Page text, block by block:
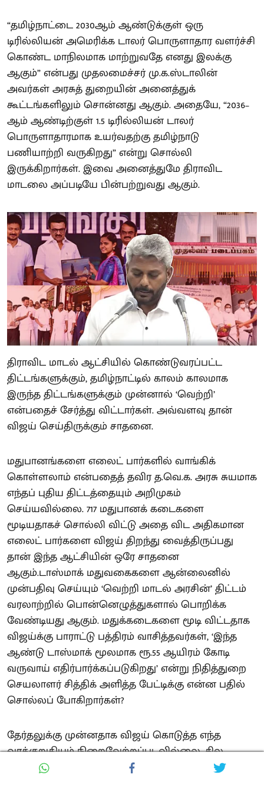
“தமிழ்நாட்டை 2030ஆம் ஆண்டுக்குள் ஒரு
டிரில்லியன் அமெரிக்க டாலர் பொருளாதார வளர்ச்சி
கொண்ட மாநிலமாக மாற்றுவதே எனது இலக்கு
ஆகும்” என்பது முதலமைச்சர் மு.க.ஸ்டாலின்
அவர்கள் அரசுத் துறையின் அனைத்துக்
கூட்டங்களிலும் சொன்னது ஆகும். அதையே, “2036–
ஆம் ஆண்டிற்குள் 1.5 டிரில்லியன் டாலர்
பொருளாதாரமாக உயர்வதற்கு தமிழ்நாடு
பணியாற்றி வருகிறது” என்று சொல்லி
இருக்கிறார்கள். இவை அனைத்துமே திராவிட
மாடலை அப்படியே பின்பற்றுவது ஆகும்.
திராவிட மாடல் ஆட்சியில் கொண்டுவரப்பட்ட
திட்டங்களுக்கும், தமிழ்நாட்டில் காலம் காலமாக
இருந்த திட்டங்களுக்கும் முன்னால் ‘வெற்றி’
என்பதைச் சேர்த்து விட்டார்கள். அவ்வளவு தான்
விஜய் செய்திருக்கும் சாதனை.
மதுபானங்களை எலைட் பார்களில் வாங்கிக்
கொள்ளலாம் என்பதைத் தவிர த.வெ.க. அரசு சுயமாக
எந்தப் புதிய திட்டத்தையும் அறிமுகம்
செய்யவில்லை. 717 மதுபானக் கடைகளை
மூடியதாகச் சொல்லி விட்டு அதை விட அதிகமான
எலைட் பார்களை விஜய் திறந்து வைத்திருப்பது
தான் இந்த ஆட்சியின் ஒரே சாதனை
ஆகும்.டாஸ்மாக் மதுவகைகளை ஆன்லைனில்
முன்பதிவு செய்யும் ‘வெற்றி மாடல் அரசின்’ திட்டம்
வரலாற்றில் பொன்னெழுத்துகளால் பொறிக்க
வேண்டியது ஆகும். மதுக்கடைகளை மூடி விட்டதாக
விஜய்க்கு பாராட்டு பத்திரம் வாசித்தவர்கள், ‘இந்த
ஆண்டு டாஸ்மாக் மூலமாக ரூ.55 ஆயிரம் கோடி
வருவாய் எதிர்பார்க்கப்படுகிறது’ என்று நிதித்துறை
செயலாளர் சித்திக் அளித்த பேட்டிக்கு என்ன பதில்
சொல்லப் போகிறார்கள்?
தேர்தலுக்கு முன்னதாக விஜய் கொடுத்த எந்த
வாக்குறுதியும் நிறைவேற்றப்படவில்லை. சில
‘தனியாருக்கு’ கொடுத்த வாக்குறுதிகளை மட்டும்